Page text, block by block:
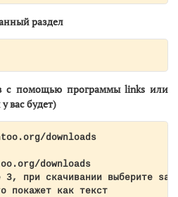
раздел
с помощью программы links или
вас будет)
downloads
downloads
при скачивании выберите
покажет как текст